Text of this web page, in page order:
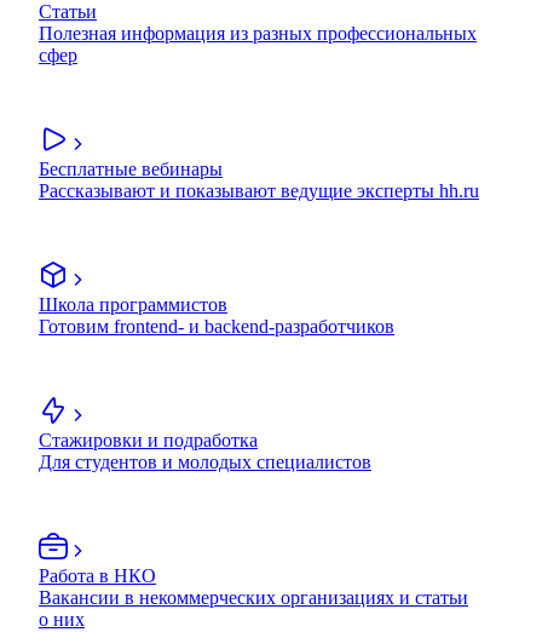
Статьи
Полезная информация из разных профессиональных
сфер
Бесплатные вебинары
Рассказывают и показывают ведущие эксперты hh.ru
Школа программистов
Готовим frontend- и backend-разработчиков
Стажировки и подработка
Для студентов и молодых специалистов
Работа в НКО
Вакансии в некоммерческих организациях и статьи
о них